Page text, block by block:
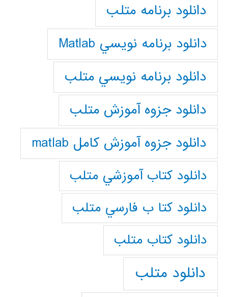
دانلود برنامه متلب
دانلود برنامه نويسي Matlab
دانلود برنامه نويسي متلب
دانلود جزوه آموزش متلب
دانلود جزوه آموزش کامل matlab
دانلود كتاب آموزشي متلب
دانلود كتا ب فارسي متلب
دانلود كتاب متلب
دانلود متلب